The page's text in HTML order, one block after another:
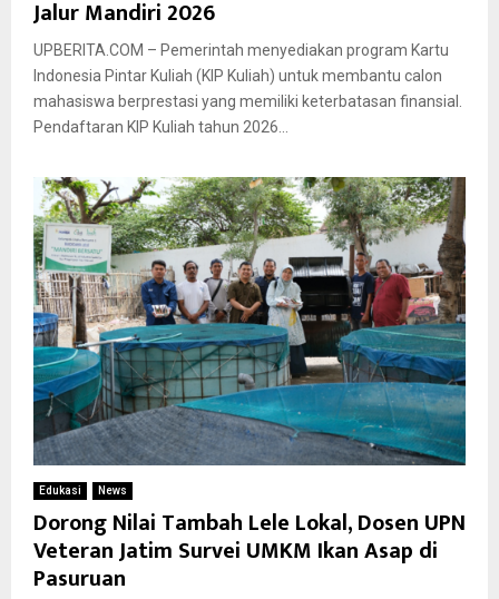
Jalur Mandiri 2026
UPBERITA.COM – Pemerintah menyediakan program Kartu
Indonesia Pintar Kuliah (KIP Kuliah) untuk membantu calon
mahasiswa berprestasi yang memiliki keterbatasan finansial.
Pendaftaran KIP Kuliah tahun 2026...
Edukasi News
Dorong Nilai Tambah Lele Lokal, Dosen UPN
Veteran Jatim Survei UMKM Ikan Asap di
Pasuruan